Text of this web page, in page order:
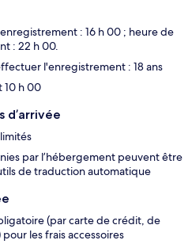
: 16 h 00 ; heure de
: 22 h 00.
l'enregistrement : 18 ans
10 h 00
d’arrivée
par l’hébergement peuvent être
de traduction automatique
(par carte de crédit, de
les frais accessoires